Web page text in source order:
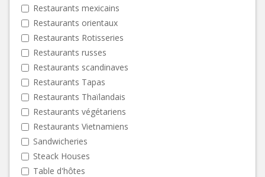
Restaurants mexicains
Restaurants orientaux
Restaurants Rotisseries
Restaurants russes
Restaurants scandinaves
Restaurants Tapas
Restaurants Thaïlandais
Restaurants végétariens
Restaurants Vietnamiens
Sandwicheries
Steack Houses
Table d'hôtes